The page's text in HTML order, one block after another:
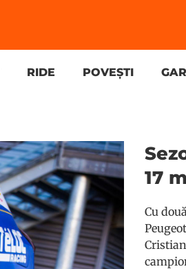
RIDE POVEȘTI
17
Cu